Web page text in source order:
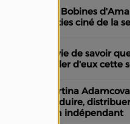
Les Bobines
sorties ciné de la
Envie de savoir
parler d'eux cette
Martina
produire,
film indépendant